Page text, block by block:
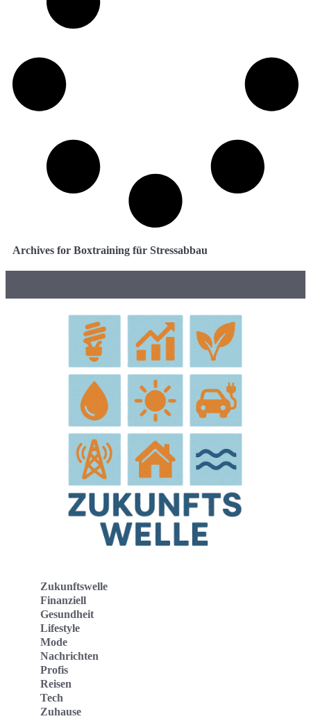
Archives for Boxtraining für Stressabbau
Zukunftswelle
Finanziell
Gesundheit
Lifestyle
Mode
Nachrichten
Profis
Reisen
Tech
Zuhause